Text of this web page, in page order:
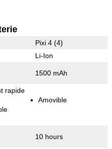
Pixi 4 (4)
Li-Ion
1500 mAh
rapide
Amovible
10 hours